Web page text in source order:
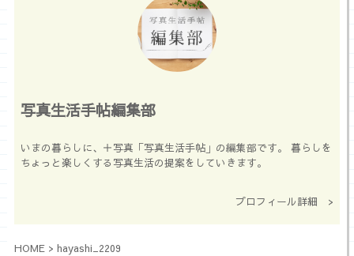
写真生活手帖編集部
いまの暮らしに、＋写真「写真生活手帖」の編集部です。 暮らしを
ちょっと楽しくする写真生活の提案をしていきます。
プロフィール詳細 >
HOME> hayashi_2209